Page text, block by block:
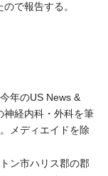
で報告する。
年のUS News &
神経内科・外科を筆
メディエイドを除
ン市ハリス郡の郡